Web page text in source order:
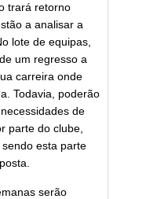
trará retorno
a analisar a
lote de equipas,
um regresso a
carreira onde
Todavia, poderão
de
parte do clube,
esta parte
serão